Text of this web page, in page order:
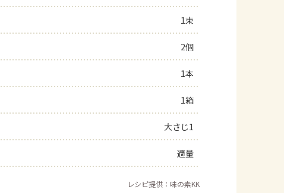
よくあるお問い合わせ
お買い物
1束
2個
1本
1箱
大さじ1
適量
レシピ提供：味の素KK